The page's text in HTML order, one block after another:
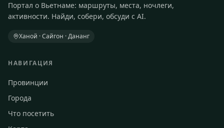
Портал о Вьетнаме: маршруты, места, ночлеги,
активности. Найди, собери, обсуди с AI.
Ханой · Сайгон · Дананг
НАВИГАЦИЯ
Провинции
Города
Что посетить